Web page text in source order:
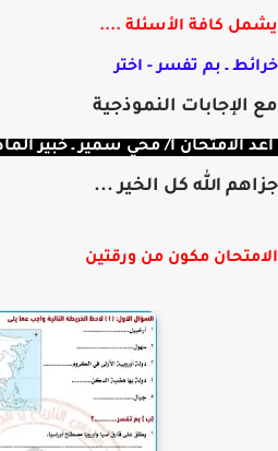
كافة الأسئلة ....
ـ بم تفسر - اختر
الإجابات النموذجية
الامتحان أ/ محي سمير ـ خبير المادة
الله كل الخير ...
مكون من ورقتين